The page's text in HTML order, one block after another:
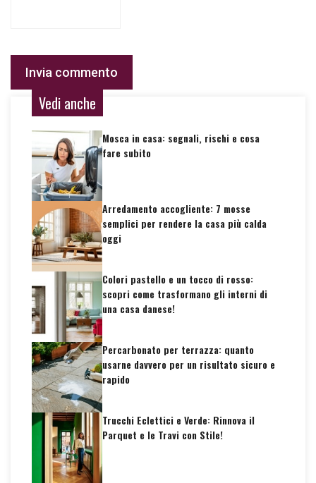
Vedi anche
Mosca in casa: segnali, rischi e cosa
fare subito
Arredamento accogliente: 7 mosse
semplici per rendere la casa più calda
oggi
Colori pastello e un tocco di rosso:
scopri come trasformano gli interni di
una casa danese!
Percarbonato per terrazza: quanto
usarne davvero per un risultato sicuro e
rapido
Trucchi Eclettici e Verde: Rinnova il
Parquet e le Travi con Stile!